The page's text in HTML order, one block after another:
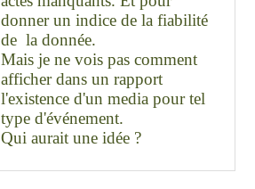
donner un indice de la fiabilité
de la donnée.
Mais je ne vois pas comment
afficher dans un rapport
l'existence d'un media pour tel
type d'événement.
Qui aurait une idée ?